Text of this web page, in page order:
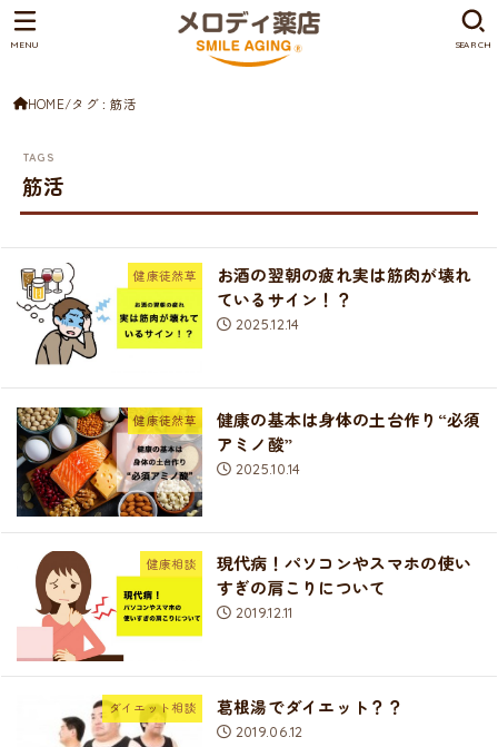
SEARCH
MENU
HOME タグ : 筋活
筋活
健康徒然草
お酒の翌朝の疲れ実は筋肉が壊れ
ているサイン！？
2025.12.14
健康徒然草
健康の基本は身体の土台作り“必須
アミノ酸”
2025.10.14
健康相談
現代病！パソコンやスマホの使い
すぎの肩こりについて
2019.12.11
ダイエット相談 葛根湯でダイエット？？
2019.06.12